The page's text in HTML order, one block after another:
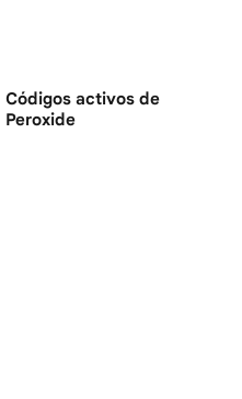
Códigos activos de
Peroxide